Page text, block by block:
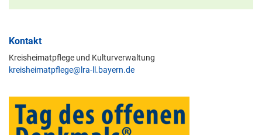
Kontakt
Kreisheimatpflege und Kulturverwaltung
kreisheimatpflege@lra-ll.bayern.de